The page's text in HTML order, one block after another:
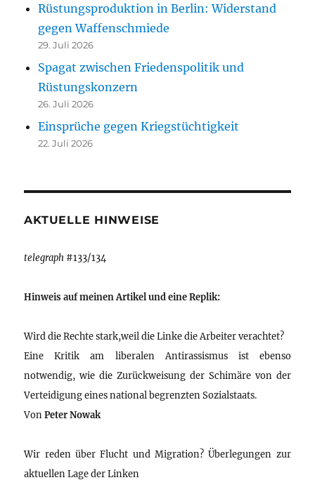
Rüstungsproduktion in Berlin: Widerstand
gegen Waffenschmiede
29. Juli 2026
Spagat zwischen Friedenspolitik und
Rüstungskonzern
26. Juli 2026
Einsprüche gegen Kriegstüchtigkeit
22. Juli 2026
AKTUELLE HINWEISE
telegraph #133/134
Hinweis auf meinen Artikel und eine Replik:
Wird die Rechte stark,weil die Linke die Arbeiter verachtet?
Eine Kritik am liberalen Antirassismus ist ebenso
notwendig, wie die Zurückweisung der Schimäre von der
Verteidigung eines national begrenzten Sozialstaats.
VonPeter Nowak
Wir reden über Flucht und Migration? Überlegungen zur
aktuellen Lage der Linken